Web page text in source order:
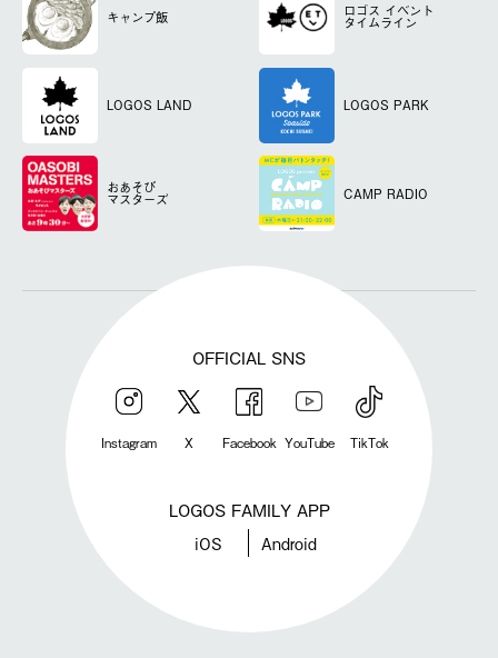
キャンプ飯 ロゴス イベント
タイムライン
LOGOS LAND LOGOS PARK
おあそび
マスターズ CAMP RADIO
OFFICIAL SNS
Instagram X Facebook YouTube TikTok
LOGOS FAMILY APP
iOS Android